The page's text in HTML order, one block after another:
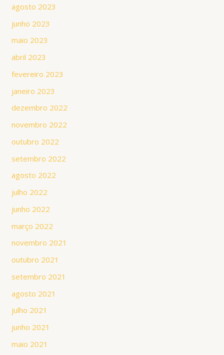
agosto 2023
junho 2023
maio 2023
abril 2023
fevereiro 2023
janeiro 2023
dezembro 2022
novembro 2022
outubro 2022
setembro 2022
agosto 2022
julho 2022
junho 2022
março 2022
novembro 2021
outubro 2021
setembro 2021
agosto 2021
julho 2021
junho 2021
maio 2021